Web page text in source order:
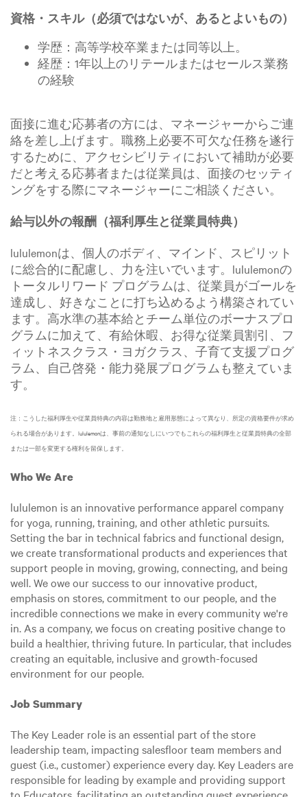
資格・スキル（必須ではないが、あるとよいもの）
学歴：高等学校卒業または同等以上。
経歴：1年以上のリテールまたはセールス業務
の経験
面接に進む応募者の方には、マネージャーからご連
絡を差し上げます。職務上必要不可欠な任務を遂行
するために、アクセシビリティにおいて補助が必要
だと考える応募者または従業員は、面接のセッティ
ングをする際にマネージャーにご相談ください。
給与以外の報酬（福利厚生と従業員特典）
lululemonは、個人のボディ、マインド、スピリット
に総合的に配慮し、力を注いでいます。lululemonの
トータルリワード プログラムは、従業員がゴールを
達成し、好きなことに打ち込めるよう構築されてい
ます。高水準の基本給とチーム単位のボーナスプロ
グラムに加えて、有給休暇、お得な従業員割引、フ
ィットネスクラス・ヨガクラス、子育て支援プログ
ラム、自己啓発・能力発展プログラムも整えていま
す。
注：こうした福利厚生や従業員特典の内容は勤務地と雇用形態によって異なり、所定の資格要件が求め
られる場合があります。lululemonは、事前の通知なしにいつでもこれらの福利厚生と従業員特典の全部
または一部を変更する権利を留保します。
Who We Are
lululemon is an innovative performance apparel company
for yoga, running, training, and other athletic pursuits.
Setting the bar in technical fabrics and functional design,
we create transformational products and experiences that
support people in moving, growing, connecting, and being
well. We owe our success to our innovative product,
emphasis on stores, commitment to our people, and the
incredible connections we make in every community we're
in. As a company, we focus on creating positive change to
build a healthier, thriving future. In particular, that includes
creating an equitable, inclusive and growth-focused
environment for our people.
Job Summary
The Key Leader role is an essential part of the store
leadership team, impacting salesfloor team members and
guest (i.e., customer) experience every day. Key Leaders are
responsible for leading by example and providing support